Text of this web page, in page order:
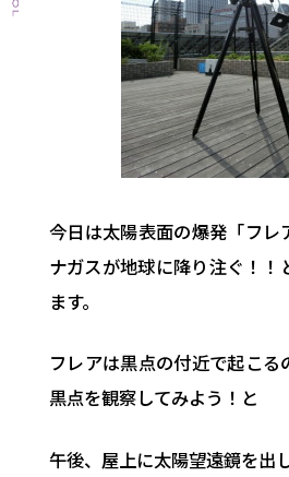
今日は太陽表面の爆発「フレ
ナガスが地球に降り注ぐ！！
ます。
フレアは黒点の付近で起こる
黒点を観察してみよう！と
午後、屋上に太陽望遠鏡を出